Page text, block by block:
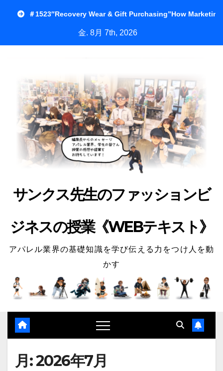
＃1523″Recovery Wear & Gift Purchasing”How
金. 8月 7th, 2026
サンクス先生のファッションビ
ジネスの授業《WEBテキスト》
アパレル業界の基礎知識を学び伝える力をつけ人を動
かす
月:2026年7月